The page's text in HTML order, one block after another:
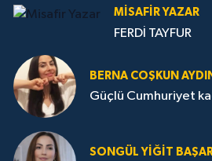
MISAFIR YAZAR
FERDİ TAYFUR
BERNA COŞKUN
Güçlü Cumhuriyet
SONGÜL YIĞIT